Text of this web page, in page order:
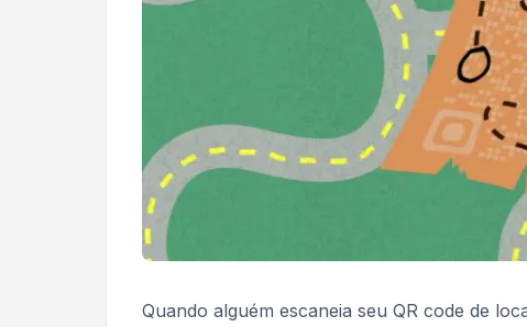
Quando alguém escaneia seu QR code de